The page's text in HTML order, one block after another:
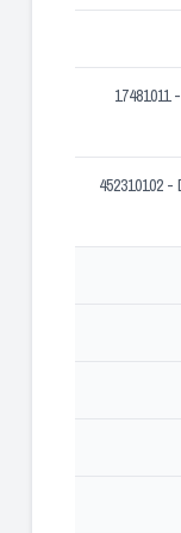
17481011
452310102 -